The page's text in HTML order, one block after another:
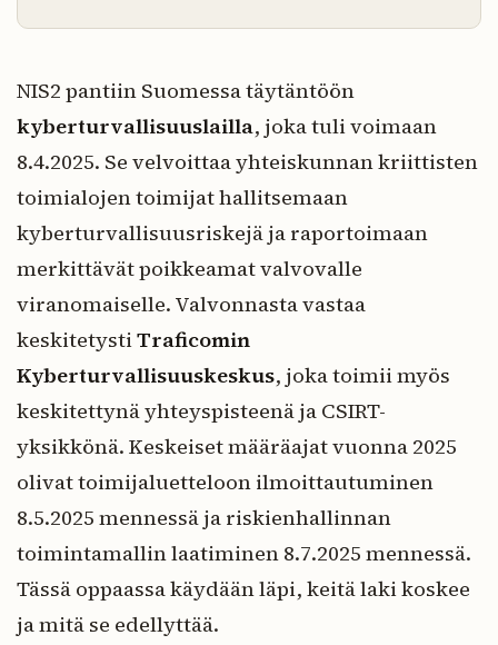
NIS2 pantiin Suomessa täytäntöön
kyberturvallisuuslailla, joka tuli voimaan
8.4.2025. Se velvoittaa yhteiskunnan kriittisten
toimialojen toimijat hallitsemaan
kyberturvallisuusriskejä ja raportoimaan
merkittävät poikkeamat valvovalle
viranomaiselle. Valvonnasta vastaa
keskitetystiTraficomin
Kyberturvallisuuskeskus, joka toimii myös
keskitettynä yhteyspisteenä ja CSIRT-
yksikkönä. Keskeiset määräajat vuonna 2025
olivat toimijaluetteloon ilmoittautuminen
8.5.2025 mennessä ja riskienhallinnan
toimintamallin laatiminen 8.7.2025 mennessä.
Tässä oppaassa käydään läpi, keitä laki koskee
ja mitä se edellyttää.